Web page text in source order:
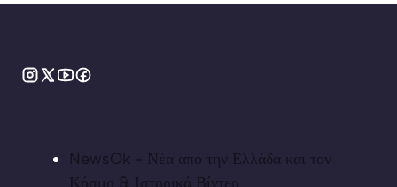
NewsOk - Νέα από την Ελλάδα και τον
Κόσμο & Ιστορικά Βίντεο